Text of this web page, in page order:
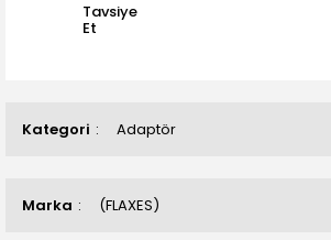
Kategori Adaptör
Marka (FLAXES)
Tavsiye
Et